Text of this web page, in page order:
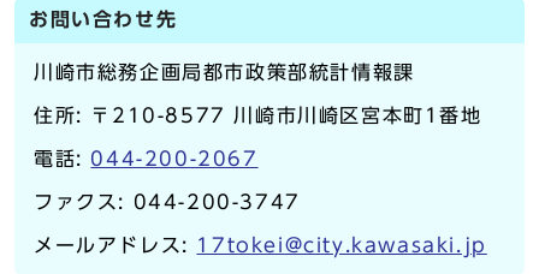
お問い合わせ先
川崎市総務企画局都市政策部統計情報課
住所: 〒210-8577 川崎市川崎区宮本町1番地
電話: 044-200-2067
ファクス: 044-200-3747
メールアドレス: 17tokei@city.kawasaki.jp